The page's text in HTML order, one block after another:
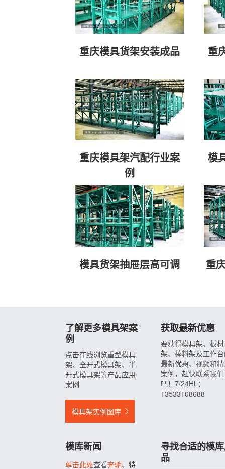
重庆模具货架安装成品 重
重庆模具架汽配行业案
例
模
模具货架抽屉层高可调 重
了解更多模具架案
例
点击在线浏览重型模具
架、全开式模具架、半
开式模具架等产品应用
案例
模具架实例图库
获取最新优惠
要获得模具架、板材
架、棒料架及工作
最新优惠、视频和
案例，赶快联系我们
吧！7/24HL：
13533108688
模库新闻
单击此处查看奔驰、特
寻找合适的模
品